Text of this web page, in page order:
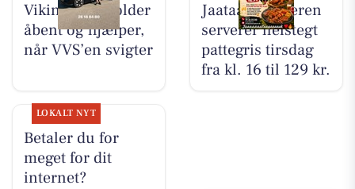
Viking VVS holder
åbent og hjælper,
når VVS’en svigter
Jaataak Slagteren
serverer helstegt
pattegris tirsdag
fra kl. 16 til 129 kr.
LOKALT NYT
Betaler du for
meget for dit
internet?